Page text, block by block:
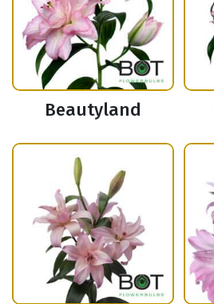
Beautyland